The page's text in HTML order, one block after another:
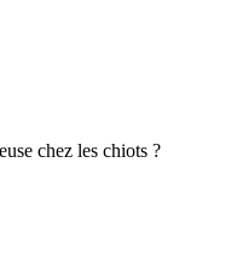
chez les chiots ?